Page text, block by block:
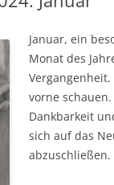
NOVEMBER 2025
KIRCHENVORSTAND
PFARREIRAT
DIE
Januar, ein
Monat des
vorne
Dankbarkeit
sich auf das
abzuschließen.